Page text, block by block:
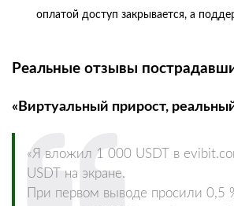
оплатой доступ закрывается, а
Реальные отзывы
«Виртуальный прирост,
«Я вложил 1 000 USDT в
USDT на экране.
При первом выводе просили 0,5